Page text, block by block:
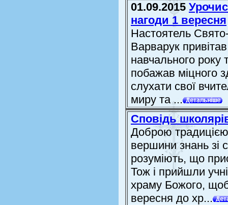
01.09.2015
нагоди 1 вересня
Настоятель
Варварук
навчального року
побажав міцного
слухати свої
миру та ...
Сповідь
Доброю
вершини знань зі
розуміють, що
Тож і прийшли
храму Божого,
вересня до хр...